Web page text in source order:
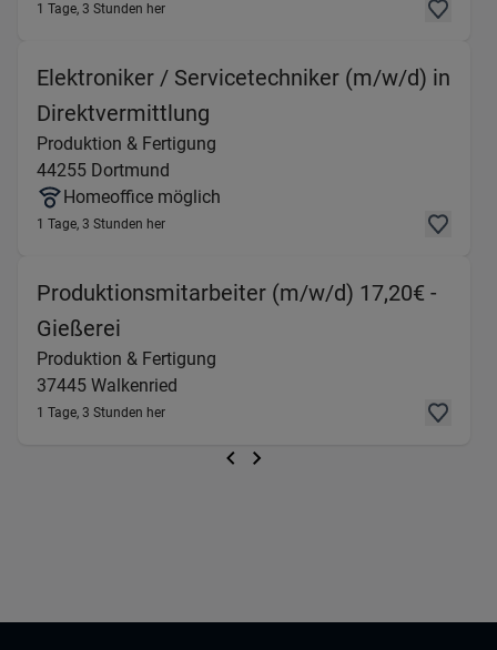
1 Tage, 3 Stunden her
Elektroniker / Servicetechniker (m/w/d) in
Direktvermittlung
Produktion & Fertigung
44255 Dortmund
Homeoffice möglich
1 Tage, 3 Stunden her
Produktionsmitarbeiter (m/w/d) 17,20€ -
Gießerei
Produktion & Fertigung
37445 Walkenried
1 Tage, 3 Stunden her